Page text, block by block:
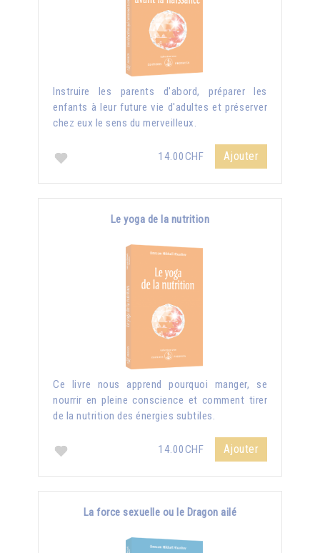
Instruire les parents d'abord, préparer les
enfants à leur future vie d'adultes et préserver
chez eux le sens du merveilleux.
14.00CHF Ajouter
Le yoga de la nutrition
Ce livre nous apprend pourquoi manger, se
nourrir en pleine conscience et comment tirer
de la nutrition des énergies subtiles.
14.00CHF Ajouter
La force sexuelle ou le Dragon ailé